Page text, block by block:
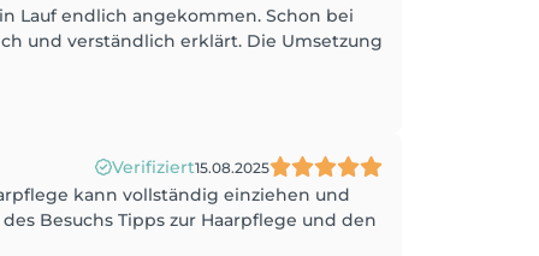
Lauf endlich angekommen. Schon bei
und verständlich erklärt. Die Umsetzung
Verifiziert15.08.2025
kann vollständig einziehen und
Besuchs Tipps zur Haarpflege und den